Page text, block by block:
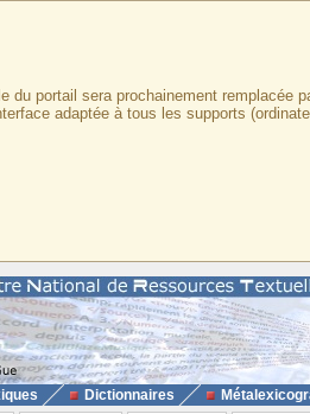
portail sera prochainement remplacée
adaptée à tous les supports
Dictionnaires